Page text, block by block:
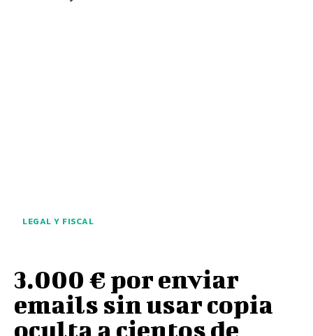
LEGAL Y FISCAL
3.000 € por enviar
emails sin usar copia
oculta a cientos de